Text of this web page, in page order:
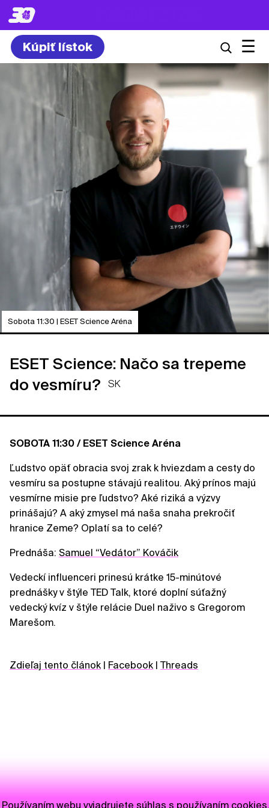
Kúpiť lístok ☰
Sobota 11:30 | ESET Science Aréna
ESET Science: Načo sa trepeme
do vesmíru?
SK
SOBOTA 11:30 / ESET Science Aréna
Ľudstvo opäť obracia svoj zrak k hviezdam a cesty do
vesmíru sa postupne stávajú realitou. Aký prínos majú
vesmírne misie pre ľudstvo? Aké riziká a výzvy
prinášajú? A aký zmysel má naša snaha prekročiť
hranice Zeme? Oplatí sa to celé?
Prednáša: Samuel “Vedátor” Kováčik
Vedeckí influenceri prinesú krátke 15-minútové
prednášky v štýle TED Talk, ktoré doplní súťažný
vedecký kvíz v štýle relácie Duel naživo s Gregorom
Marešom.
Zdieľaj tento článok | Facebook | Threads
Používaním webu vyjadrujete súhlas s používaním cookies.